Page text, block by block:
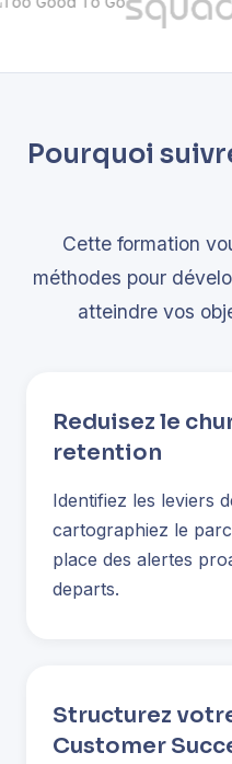
Pourquoi
Cette formation
méthodes pour
atteindre vos
Reduisez le
retention
Identifiez les leviers
cartographiez le
place des alertes
departs.
Structurez
Customer